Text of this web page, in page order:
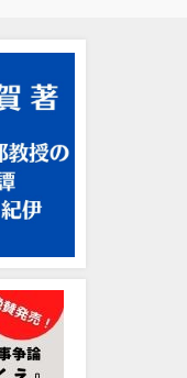
異譚 葛城山 紀伊』8/1発売
2022年7月28日